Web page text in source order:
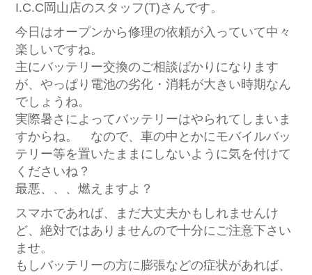
I.C.C岡山店のスタッフ(T)さんです。
今日はオープンから修理の依頼が入っていて中々
楽しいですね。
主にバッテリー交換のご相談ばかりになります
が、やっぱり電池の劣化・消耗が大きい時期なん
でしょうね。
実際暑さによってバッテリーはやられてしまいま
すからね。 なので、車の中とかにモバイルバッ
テリー等を置いたままにしないように気を付けて
くださいね？
最悪、、、燃えますよ？
スマホであれば、まだ大丈夫かもしれませんけ
ど、絶対ではありませんので十分にご注意下さい
ませ。
もしバッテリーの方に膨張などの症状があれば、